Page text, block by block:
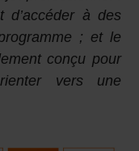
d’accéder à des
; et le
conçu pour
vers une